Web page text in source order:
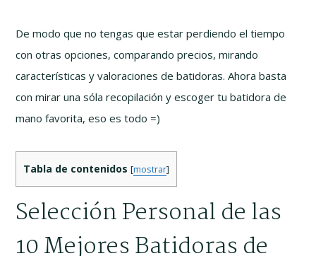
De modo que no tengas que estar perdiendo el tiempo
con otras opciones, comparando precios, mirando
características y valoraciones de batidoras. Ahora basta
con mirar una sóla recopilación y escoger tu batidora de
mano favorita, eso es todo =)
Tabla de contenidos [mostrar]
Selección Personal de las
10 Mejores Batidoras de